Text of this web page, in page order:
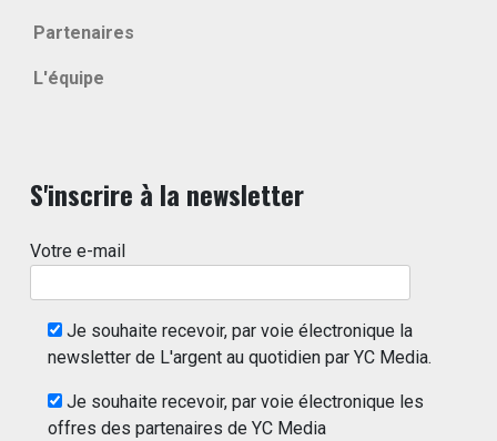
Partenaires
L'équipe
S'inscrire à la newsletter
Votre e-mail
Je souhaite recevoir, par voie électronique la
newsletter de L'argent au quotidien par YC Media.
Je souhaite recevoir, par voie électronique les
offres des partenaires de YC Media